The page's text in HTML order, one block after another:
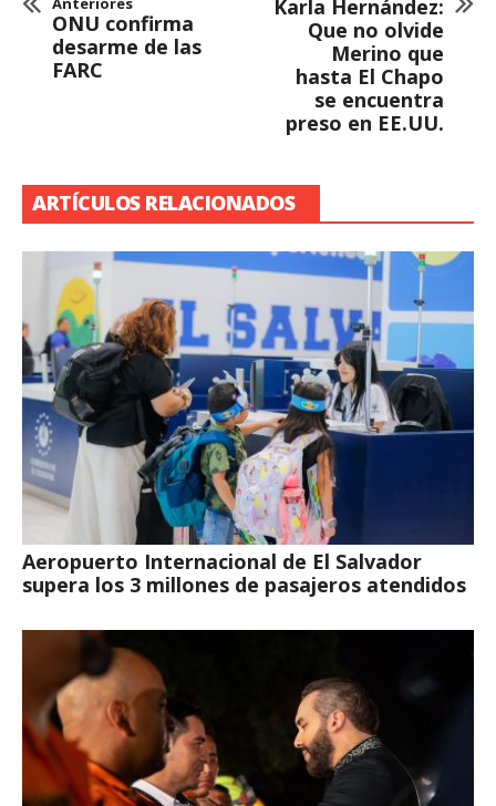
ONU confirma
desarme de las
FARC
Karla Hernández:
Que no olvide
Merino que
hasta El Chapo
se encuentra
preso en EE.UU.
ARTÍCULOS RELACIONADOS
Aeropuerto Internacional de El Salvador
supera los 3 millones de pasajeros atendidos